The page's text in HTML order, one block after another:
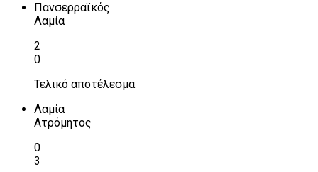
Πανσερραϊκός
Λαμία
2
0
Τελικό αποτέλεσμα
Λαμία
Ατρόμητος
0
3